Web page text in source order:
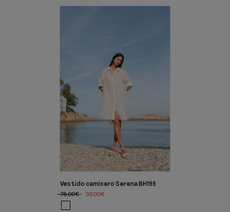
Vestido camisero Serena BH195
78,00€
39,00€